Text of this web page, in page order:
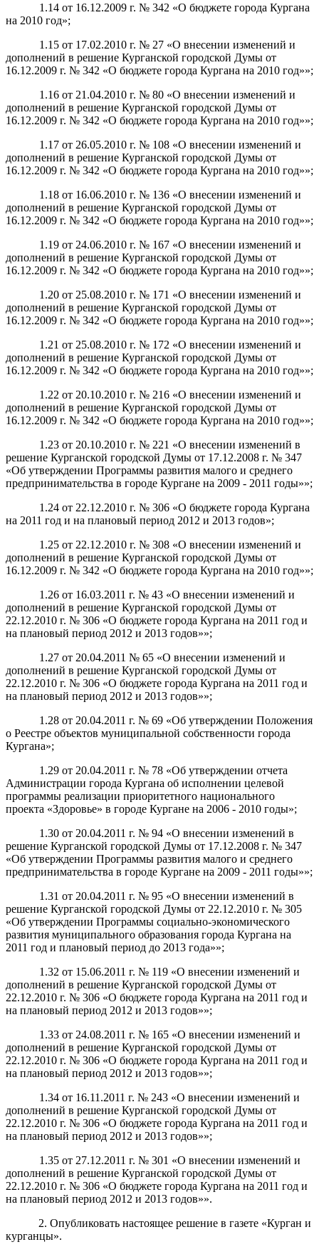
1.14 от 16.12.2009 г. № 342 «О бюджете города Кургана
на 2010 год»;
1.15 от 17.02.2010 г. № 27 «О внесении изменений и
дополнений в решение Курганской городской Думы от
16.12.2009 г. № 342 «О бюджете города Кургана на 2010 год»»;
1.16 от 21.04.2010 г. № 80 «О внесении изменений и
дополнений в решение Курганской городской Думы от
16.12.2009 г. № 342 «О бюджете города Кургана на 2010 год»»;
1.17 от 26.05.2010 г. № 108 «О внесении изменений и
дополнений в решение Курганской городской Думы от
16.12.2009 г. № 342 «О бюджете города Кургана на 2010 год»»;
1.18 от 16.06.2010 г. № 136 «О внесении изменений и
дополнений в решение Курганской городской Думы от
16.12.2009 г. № 342 «О бюджете города Кургана на 2010 год»»;
1.19 от 24.06.2010 г. № 167 «О внесении изменений и
дополнений в решение Курганской городской Думы от
16.12.2009 г. № 342 «О бюджете города Кургана на 2010 год»»;
1.20 от 25.08.2010 г. № 171 «О внесении изменений и
дополнений в решение Курганской городской Думы от
16.12.2009 г. № 342 «О бюджете города Кургана на 2010 год»»;
1.21 от 25.08.2010 г. № 172 «О внесении изменений и
дополнений в решение Курганской городской Думы от
16.12.2009 г. № 342 «О бюджете города Кургана на 2010 год»»;
1.22 от 20.10.2010 г. № 216 «О внесении изменений и
дополнений в решение Курганской городской Думы от
16.12.2009 г. № 342 «О бюджете города Кургана на 2010 год»»;
1.23 от 20.10.2010 г. № 221 «О внесении изменений в
решение Курганской городской Думы от 17.12.2008 г. № 347
«Об утверждении Программы развития малого и среднего
предпринимательства в городе Кургане на 2009 - 2011 годы»»;
1.24 от 22.12.2010 г. № 306 «О бюджете города Кургана
на 2011 год и на плановый период 2012 и 2013 годов»;
1.25 от 22.12.2010 г. № 308 «О внесении изменений и
дополнений в решение Курганской городской Думы от
16.12.2009 г. № 342 «О бюджете города Кургана на 2010 год»»;
1.26 от 16.03.2011 г. № 43 «О внесении изменений и
дополнений в решение Курганской городской Думы от
22.12.2010 г. № 306 «О бюджете города Кургана на 2011 год и
на плановый период 2012 и 2013 годов»»;
1.27 от 20.04.2011 № 65 «О внесении изменений и
дополнений в решение Курганской городской Думы от
22.12.2010 г. № 306 «О бюджете города Кургана на 2011 год и
на плановый период 2012 и 2013 годов»»;
1.28 от 20.04.2011 г. № 69 «Об утверждении Положения
о Реестре объектов муниципальной собственности города
Кургана»;
1.29 от 20.04.2011 г. № 78 «Об утверждении отчета
Администрации города Кургана об исполнении целевой
программы реализации приоритетного национального
проекта «Здоровье» в городе Кургане на 2006 - 2010 годы»;
1.30 от 20.04.2011 г. № 94 «О внесении изменений в
решение Курганской городской Думы от 17.12.2008 г. № 347
«Об утверждении Программы развития малого и среднего
предпринимательства в городе Кургане на 2009 - 2011 годы»»;
1.31 от 20.04.2011 г. № 95 «О внесении изменений в
решение Курганской городской Думы от 22.12.2010 г. № 305
«Об утверждении Программы социально-экономического
развития муниципального образования города Кургана на
2011 год и плановый период до 2013 года»»;
1.32 от 15.06.2011 г. № 119 «О внесении изменений и
дополнений в решение Курганской городской Думы от
22.12.2010 г. № 306 «О бюджете города Кургана на 2011 год и
на плановый период 2012 и 2013 годов»»;
1.33 от 24.08.2011 г. № 165 «О внесении изменений и
дополнений в решение Курганской городской Думы от
22.12.2010 г. № 306 «О бюджете города Кургана на 2011 год и
на плановый период 2012 и 2013 годов»»;
1.34 от 16.11.2011 г. № 243 «О внесении изменений и
дополнений в решение Курганской городской Думы от
22.12.2010 г. № 306 «О бюджете города Кургана на 2011 год и
на плановый период 2012 и 2013 годов»»;
1.35 от 27.12.2011 г. № 301 «О внесении изменений и
дополнений в решение Курганской городской Думы от
22.12.2010 г. № 306 «О бюджете города Кургана на 2011 год и
на плановый период 2012 и 2013 годов»».
2. Опубликовать настоящее решение в газете «Курган и
курганцы».